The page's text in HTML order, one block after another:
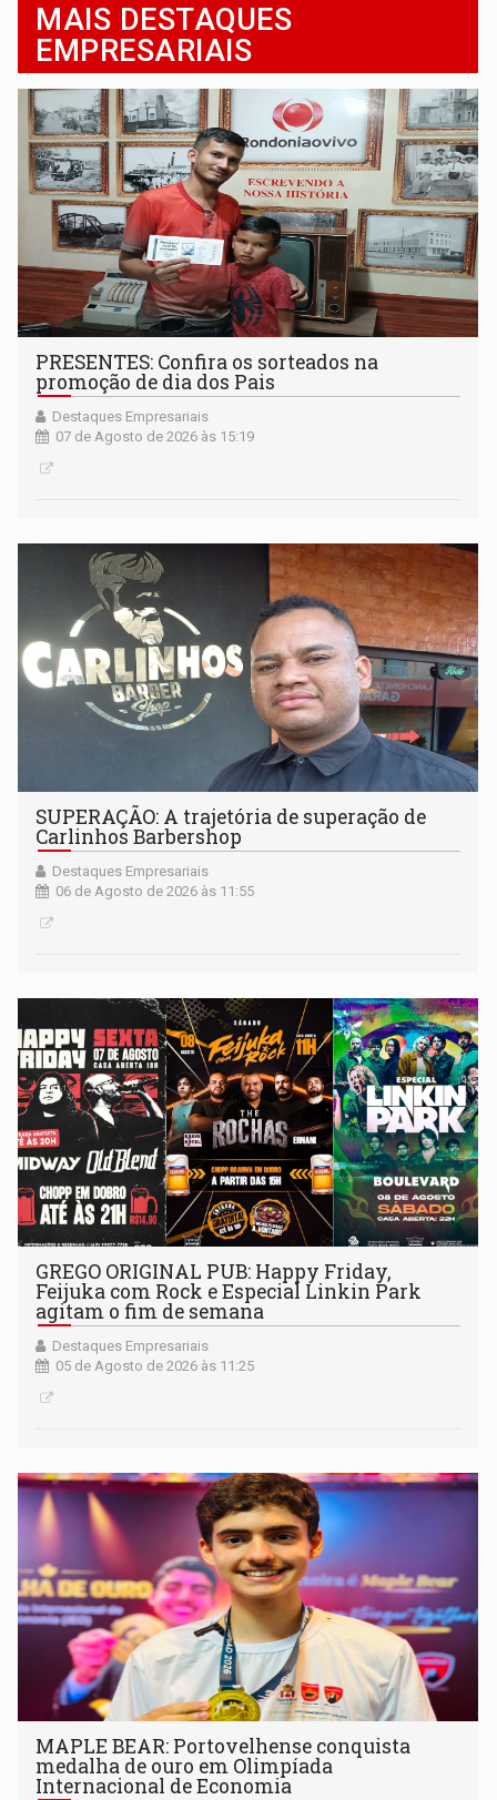
MAIS DESTAQUES
EMPRESARIAIS
PRESENTES: Confira os sorteados na
promoção de dia dos Pais
Destaques Empresariais
07 de Agosto de 2026 às 15:19
SUPERAÇÃO: A trajetória de superação de
Carlinhos Barbershop
Destaques Empresariais
06 de Agosto de 2026 às 11:55
GREGO ORIGINAL PUB: Happy Friday,
Feijuka com Rock e Especial Linkin Park
agitam o fim de semana
Destaques Empresariais
05 de Agosto de 2026 às 11:25
MAPLE BEAR: Portovelhense conquista
medalha de ouro em Olimpíada
Internacional de Economia